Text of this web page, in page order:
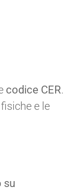
codice CER.
e le
su